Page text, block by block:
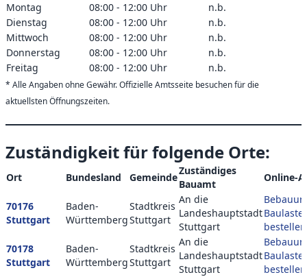
Montag
08:00 - 12:00 Uhr
n.b.
Dienstag
08:00 - 12:00 Uhr
n.b.
Mittwoch
08:00 - 12:00 Uhr
n.b.
Donnerstag
08:00 - 12:00 Uhr
n.b.
Freitag
08:00 - 12:00 Uhr n.b.
* Alle Angaben ohne Gewähr. Offizielle Amtsseite besuchen für die
aktuellsten Öffnungszeiten.
Zuständigkeit für folgende Orte:
Ort Bundesland Gemeinde
Zuständiges
Bauamt
Online-
70176
Stuttgart
Baden-
Württemberg
Stadtkreis
Stuttgart
An die
Landeshauptstadt
Stuttgart
bestellen
70178
Stuttgart
Baden-
Württemberg
Stadtkreis
Stuttgart
An die
Landeshauptstadt
Stuttgart
bestellen